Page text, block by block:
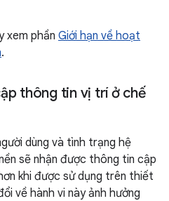
xem phần Giới hạn về hoạt
.
thông tin vị trí ở chế
dùng và tình trạng hệ
sẽ nhận được thông tin cập
khi được sử dụng trên thiết
về hành vi này ảnh hưởng